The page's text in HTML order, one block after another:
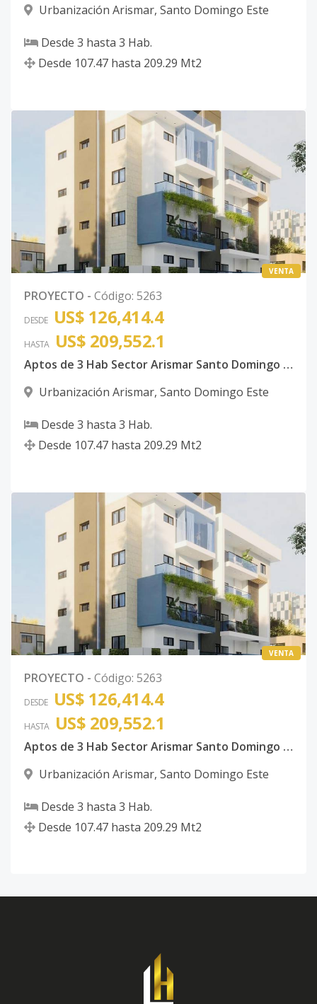
Urbanización Arismar, Santo Domingo Este
Desde 3 hasta 3 Hab.
Desde 107.47 hasta 209.29 Mt2
VENTA
PROYECTO - Código: 5263
DESDE US$ 126,414.4
HASTA US$ 209,552.1
Aptos de 3 Hab Sector Arismar Santo Domingo Este
Urbanización Arismar, Santo Domingo Este
Desde 3 hasta 3 Hab.
Desde 107.47 hasta 209.29 Mt2
VENTA
PROYECTO - Código: 5263
DESDE US$ 126,414.4
HASTA US$ 209,552.1
Aptos de 3 Hab Sector Arismar Santo Domingo Este
Urbanización Arismar, Santo Domingo Este
Desde 3 hasta 3 Hab.
Desde 107.47 hasta 209.29 Mt2